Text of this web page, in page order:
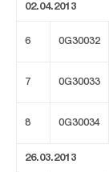
02.04.2013
6 0G30032
7 0G30033
8 0G30034
26.03.2013